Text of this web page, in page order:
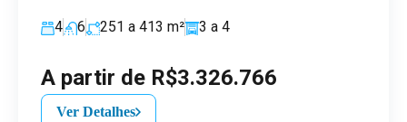
4 6 251 a 413 m² 3 a 4
A partir de R$3.326.766
Ver Detalhes